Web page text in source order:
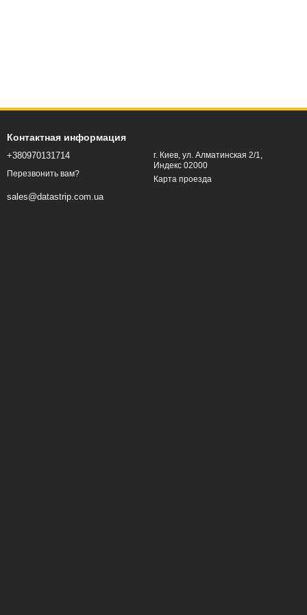
Контактная информация
+380970131714
Перезвонить вам?
sales@datastrip.com.ua
г. Киев, ул. Алматинская 2/1,
Индекс 02000
Карта проезда